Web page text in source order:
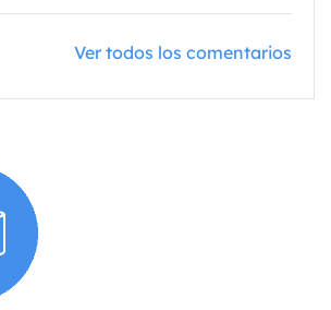
Ver todos los comentarios